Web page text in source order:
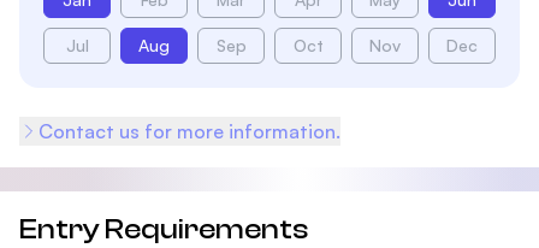
Jul Aug Sep Oct Nov Dec
Contact us for more information.
Entry Requirements